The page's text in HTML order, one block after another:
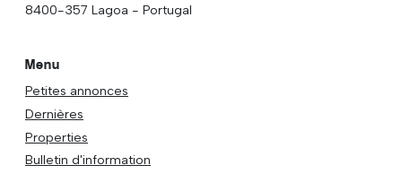
8400-357 Lagoa - Portugal
Menu
Petites annonces
Dernières
Properties
Bulletin d'information